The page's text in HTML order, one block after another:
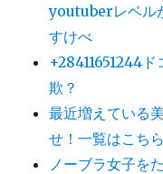
youtuberレベル
すけべ
+28411651244
欺？
最近増えている
せ！一覧はこちら
ノーブラ女子を